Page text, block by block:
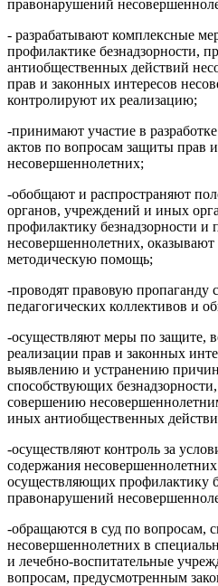
правонарушений
- разрабатывают комплексные
профилактике безнадзорности,
антиобщественных действий
прав и законных интересов
контролируют их реализацию;
-принимают участие в
актов по вопросам защиты прав
несовершеннолетних;
-обобщают и распространяют
органов, учреждений и иных
профилактику безнадзорности и
несовершеннолетних,
методическую помощь;
-проводят правовую пропаганду
педагогических коллективов и
-осуществляют меры по защите,
реализации прав и законных
выявлению и устранению
способствующих
совершению
иных антиобщественных
-осуществляют контроль за
содержания
осуществляющих профилактику
правонарушений
-обращаются в суд по вопросам,
несовершеннолетних в
и лечебно-воспитательные
вопросам, предусмотренным